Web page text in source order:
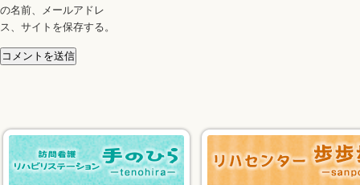
の名前、メールアドレ
ス、サイトを保存する。